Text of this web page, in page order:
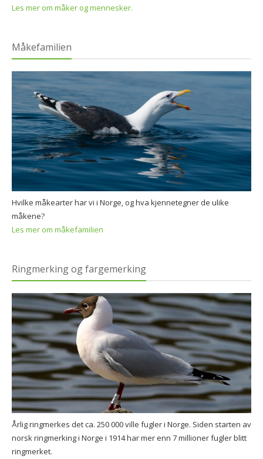
Les mer om måker og mennesker.
Måkefamilien
Hvilke måkearter har vi i Norge, og hva kjennetegner de ulike
måkene?
Les mer om måkefamilien
Ringmerking og fargemerking
Årlig ringmerkes det ca. 250 000 ville fugler i Norge. Siden starten av
norsk ringmerking i Norge i 1914 har mer enn 7 millioner fugler blitt
ringmerket.